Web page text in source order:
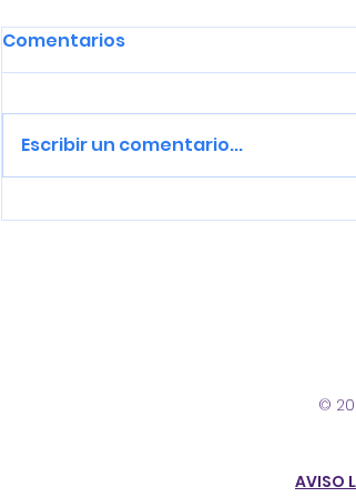
Tigrea, iganderarte
Comentarios
Escribir un comentario...
©
AVISO